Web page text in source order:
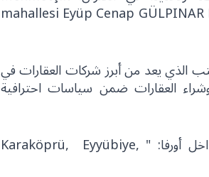
mahallesi Eyüp Cenap
الذي يعد من أبرز شركات العقارات في
العقارات ضمن سياسات احترافية
ومن المناطق التي يقدم خدماته فيها داخل أورفا: "Karaköprü, Eyyübiye,